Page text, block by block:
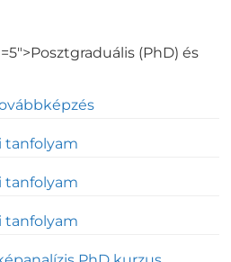
(PhD) és
tanfolyam
tanfolyam
tanfolyam